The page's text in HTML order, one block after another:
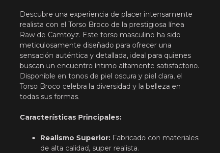
Descubre una experiencia de placer intensamente
realista con el Torso Broco de la prestigiosa línea
Raw de Camtoyz. Este torso masculino ha sido
meticulosamente diseñado para ofrecer una
sensación auténtica y detallada, ideal para quienes
buscan un encuentro íntimo altamente satisfactorio.
Disponible en tonos de piel oscura y piel clara, el
Torso Broco celebra la diversidad y la belleza en
todas sus formas.
Características Principales:
Realismo Superior: Fabricado con materiales
de alta calidad, super realista.